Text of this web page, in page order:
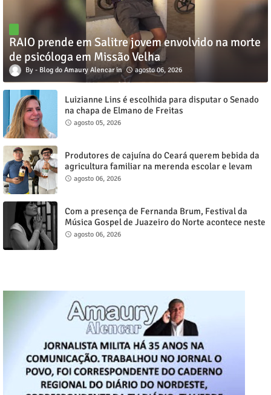
RAIO prende em Salitre jovem envolvido na morte
de psicóloga em Missão Velha
Blog do Amaury Alencar agosto 06, 2026
Luizianne Lins é escolhida para disputar o Senado
na chapa de Elmano de Freitas
agosto 05, 2026
Produtores de cajuína do Ceará querem bebida da
agricultura familiar na merenda escolar e levam
reivindicação à agenda política
agosto 06, 2026
Com a presença de Fernanda Brum, Festival da
Música Gospel de Juazeiro do Norte acontece neste
sábado, 8
agosto 06, 2026